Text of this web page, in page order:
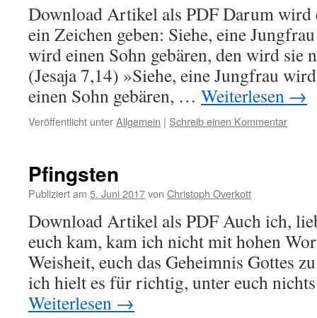
Download Artikel als PDF Darum wird
ein Zeichen geben: Siehe, eine
wird einen Sohn gebären, den wird sie
(Jesaja 7,14) »Siehe, eine Jungfrau
einen Sohn gebären, … Weiterlesen →
Veröffentlicht unterAllgemein | Schreib einen Kommentar
Pfingsten
Publiziert am 5. Juni 2017von Christoph Overkott
Download Artikel als PDF Auch ich,
euch kam, kam ich nicht mit hohen
Weisheit, euch das Geheimnis Gottes
ich hielt es für richtig, unter euch
Weiterlesen →